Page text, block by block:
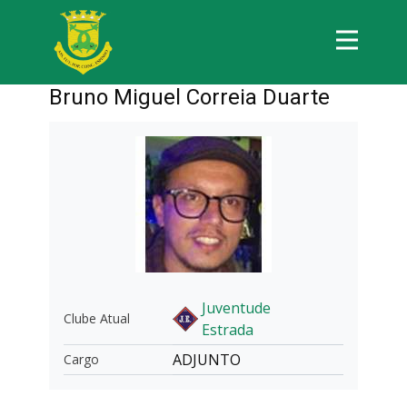
Bruno Miguel Correia Duarte
Clube Atual
Juventude
Estrada
Cargo ADJUNTO